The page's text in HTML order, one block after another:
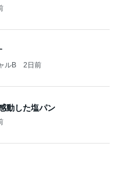
ルB 2日前
動した塩パン